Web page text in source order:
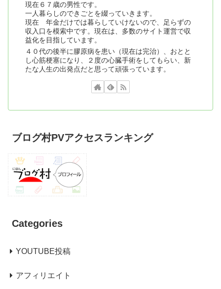
現在６７歳の男性です。
一人暮らしのできごとを綴っていきます。
現在 年金だけでは暮らしていけないので、足らずの
収入口を模索中です。現在は、多数のサイト運営で収
益化を目指しています。
４０代の後半に膠原病を患い（現在は完治）、おとと
し心筋梗塞になり、２度の心臓手術をしてもらい、新
たな人生の出発点だと思って頑張っています。
ブログ村PVアクセスランキング
Categories
YOUTUBE投稿
アフィリエイト